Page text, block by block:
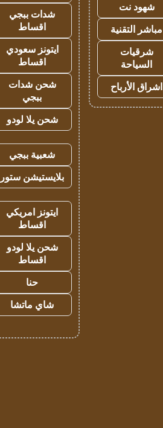
شهود نت
مباشر التقنية
شرقيات
السياحة
اشراق الأرباح
شدات ببجي
اقساط
ايتونز سعودي
اقساط
شحن شدات
ببجي
شحن يلا لودو
شعبية ببجي
بلايستيشن ستور
ايتونز امريكي
اقساط
شحن يلا لودو
اقساط
حنا
شاي ماتشا